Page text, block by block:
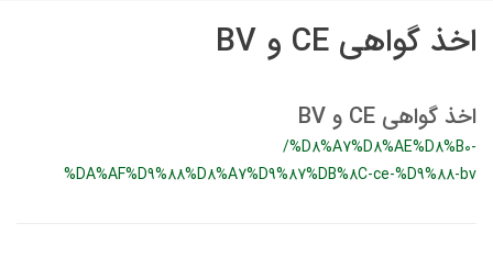
اخذ گواهی CE و BV
اخذ گواهی CE و BV
/%D8%A7%D8%AE%D8%B0-
%DA%AF%D9%88%D8%A7%D9%87%DB%8C-ce-%D9%88-bv